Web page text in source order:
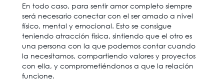
En todo caso, para sentir amor completo siempre
será necesario conectar con el ser amado a nivel
físico, mental y emocional. Esto se consigue
teniendo atracción física, sintiendo que el otro es
una persona con la que podemos contar cuando
la necesitamos, compartiendo valores y proyectos
con ella, y comprometiéndonos a que la relación
funcione.